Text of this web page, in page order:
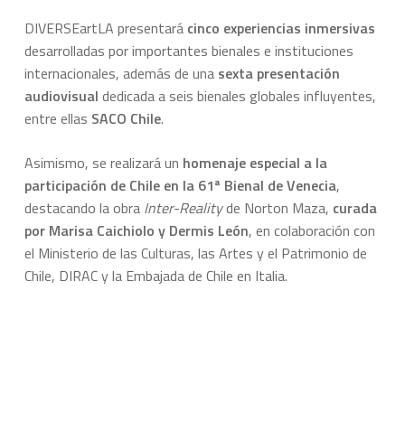
DIVERSEartLA presentará cinco experiencias inmersivas
desarrolladas por importantes bienales e instituciones
internacionales, además de una sexta presentación
audiovisual dedicada a seis bienales globales influyentes,
entre ellas SACO Chile.
Asimismo, se realizará un homenaje especial a la
participación de Chile en la 61ª Bienal de Venecia,
destacando la obra Inter-Realityde Norton Maza, curada
por Marisa Caichiolo y Dermis León, en colaboración con
el Ministerio de las Culturas, las Artes y el Patrimonio de
Chile, DIRAC y la Embajada de Chile en Italia.